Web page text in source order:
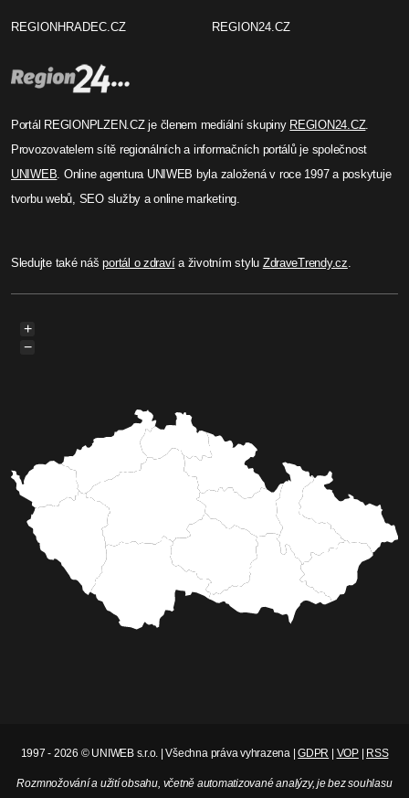
REGIONHRADEC.CZ REGION24.CZ
Portál REGIONPLZEN.CZ je členem mediální skupiny REGION24.CZ.
Provozovatelem sítě regionálních a informačních portálů je společnost
UNIWEB. Online agentura UNIWEB byla založená v roce 1997 a poskytuje
tvorbu webů, SEO služby a online marketing.
Sledujte také nášportál o zdravía životním stylu ZdraveTrendy.cz.
+
−
1997 - 2026 © UNIWEB s.r.o. | Všechna práva vyhrazena |GDPR VOP| RSS
Rozmnožování a užití obsahu, včetně automatizované analýzy, je bez souhlasu